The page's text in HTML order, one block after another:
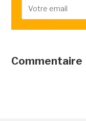
Commentaire